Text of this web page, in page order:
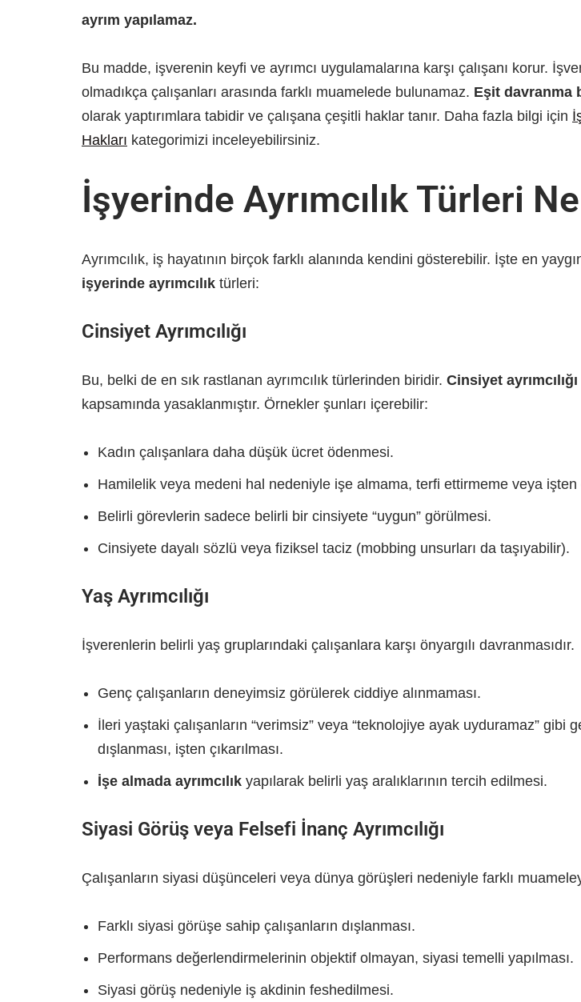
ayrım yapılamaz.
Bu madde, işverenin keyfi ve ayrımcı uygulamalarına karşı çalışanı korur.
olmadıkça çalışanları arasında farklı muamelede bulunamaz. Eşit davranma
olarak yaptırımlara tabidir ve çalışana çeşitli haklar tanır. Daha fazla bilgi için
Hakları kategorimizi inceleyebilirsiniz.
İşyerinde Ayrımcılık Türleri
Ayrımcılık, iş hayatının birçok farklı alanında kendini gösterebilir. İşte en
işyerinde ayrımcılık türleri:
Cinsiyet Ayrımcılığı
Bu, belki de en sık rastlanan ayrımcılık türlerinden biridir. Cinsiyet
kapsamında yasaklanmıştır. Örnekler şunları içerebilir:
Kadın çalışanlara daha düşük ücret ödenmesi.
Hamilelik veya medeni hal nedeniyle işe almama, terfi ettirmeme veya işten
Belirli görevlerin sadece belirli bir cinsiyete “uygun” görülmesi.
Cinsiyete dayalı sözlü veya fiziksel taciz (mobbing unsurları da taşıyabilir).
Yaş Ayrımcılığı
İşverenlerin belirli yaş gruplarındaki çalışanlara karşı önyargılı davranmasıdır.
Genç çalışanların deneyimsiz görülerek ciddiye alınmaması.
İleri yaştaki çalışanların “verimsiz” veya “teknolojiye ayak uyduramaz” gibi
dışlanması, işten çıkarılması.
İşe almada ayrımcılık yapılarak belirli yaş aralıklarının tercih edilmesi.
Siyasi Görüş veya Felsefi İnanç Ayrımcılığı
Çalışanların siyasi düşünceleri veya dünya görüşleri nedeniyle farklı
Farklı siyasi görüşe sahip çalışanların dışlanması.
Performans değerlendirmelerinin objektif olmayan, siyasi temelli yapılması.
Siyasi görüş nedeniyle iş akdinin feshedilmesi.